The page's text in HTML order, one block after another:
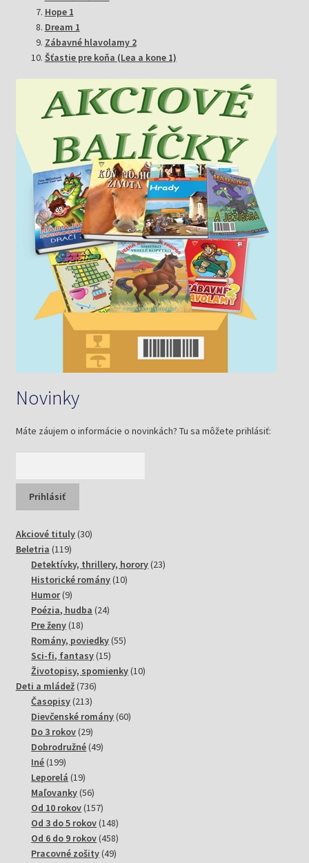
Hope 1
Dream 1
Zábavné hlavolamy 2
Šťastie pre koňa (Lea a kone 1)
Novinky
Máte záujem o informácie o novinkách? Tu sa môžete prihlásiť:
Akciové tituly 3030
Beletria 119119
produktov
Detektívky, thrillery, horory 2323
Historické romány 1010
Humor 99
produktov
Poézia, hudba 2424
Pre ženy 1818
produktov
Romány, poviedky 5555
Sci-fi, fantasy 1515
produktov
Životopisy, spomienky 1010
Deti a mládež 736736
Časopisy 213213
produktov
Dievčenské romány 6060
Do 3 rokov 2929
produktov
Dobrodružné 4949
Iné 199199
produktov
Leporelá 1919
produktov
Maľovanky 5656
produktov
Od 10 rokov 157157
produktov
Od 3 do 5 rokov 148148
produktov
Od 6 do 9 rokov 458458
produktov
Pracovné zošity 4949